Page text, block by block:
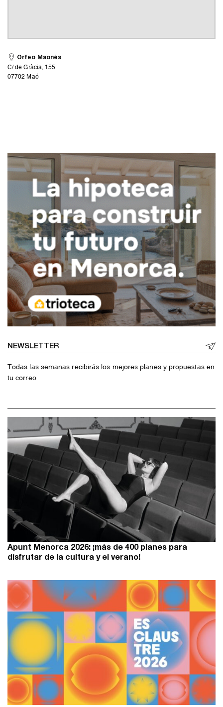
Orfeo Maonès
C/ de Gràcia, 155
07702 Maó
NEWSLETTER
Todas las semanas recibirás los mejores planes y propuestas en
tu correo
Apunt Menorca 2026: ¡más de 400 planes para
disfrutar de la cultura y el verano!